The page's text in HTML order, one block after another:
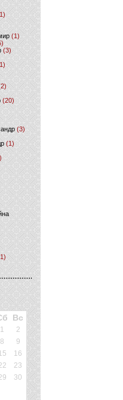
(1)
(3)
(20)
(3)
(1)
Вс
1
2
8
9
16
23
30